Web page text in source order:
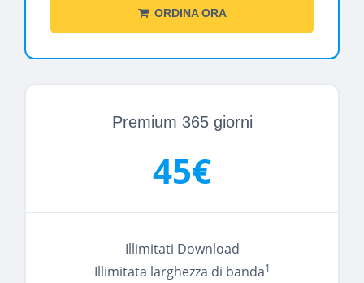
ORDINA ORA
Premium 365 giorni
45€
Illimitati Download
Illimitata larghezza di banda1